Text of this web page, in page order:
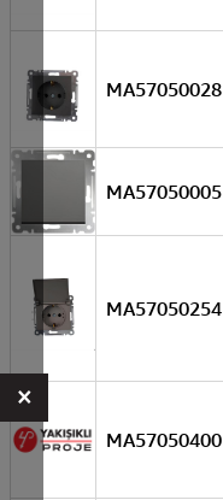
MA57050028
MA57050005
MA57050254
MA57050400
×